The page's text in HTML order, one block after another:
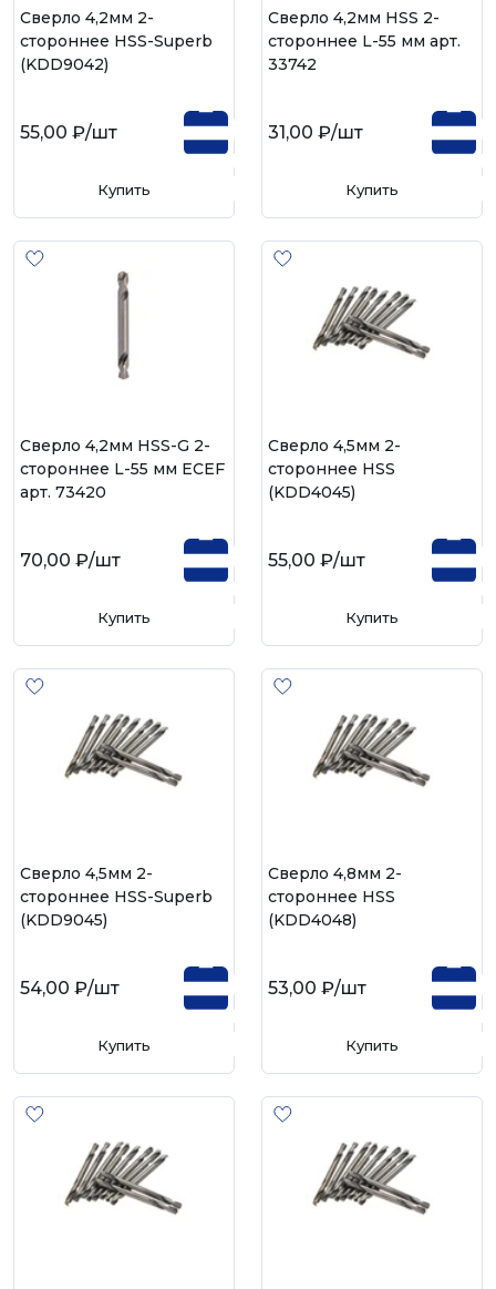
Сверло 4,2мм 2-
стороннее HSS-Superb
(KDD9042)
55,00 ₽/шт
Купить
Сверло 4,2мм HSS 2-
стороннее L-55 мм арт.
33742
31,00 ₽/шт
Купить
Сверло 4,2мм HSS-G 2-
стороннее L-55 мм ECEF
арт. 73420
70,00 ₽/шт
Купить
Сверло 4,5мм 2-
стороннее HSS
(KDD4045)
55,00 ₽/шт
Купить
Сверло 4,5мм 2-
стороннее HSS-Superb
(KDD9045)
54,00 ₽/шт
Купить
Сверло 4,8мм 2-
стороннее HSS
(KDD4048)
53,00 ₽/шт
Купить